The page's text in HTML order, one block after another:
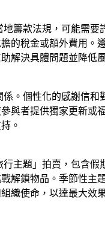
籌款法規，可能需
的稅金或額外費用。
解決具體問題並降低
。個性化的感謝信
與者提供獨家更新
。
主題」拍賣，包含
解鎖物品。季節性主
織使命，以達最大效